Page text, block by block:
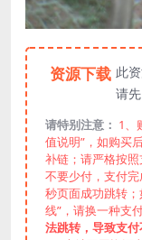
资源下载 此
请先
请特别注意： 1、
值说明”，如购买
补链；请严格按
不要少付，支付
秒页面成功跳转
线”，请换一种支
法跳转，导致支